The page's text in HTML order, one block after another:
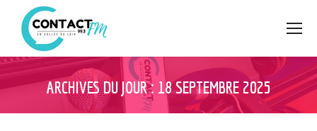
ARCHIVES DU JOUR : 18 SEPTEMBRE 2025